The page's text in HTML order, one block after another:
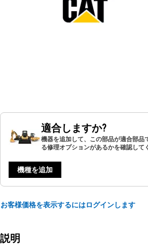
適合しますか?
機器を追加して、この部品が適合部品
る修理オプションがあるかを確認して
機種を追加
お客様価格を表示するにはログインします
説明